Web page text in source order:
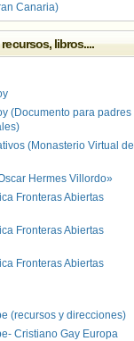
Canaria)
libros....
(Documento para padres
(Monasterio Virtual de
Hermes Villordo»
Fronteras Abiertas
Fronteras Abiertas
Fronteras Abiertas
(recursos y direcciones)
Cristiano Gay Europa